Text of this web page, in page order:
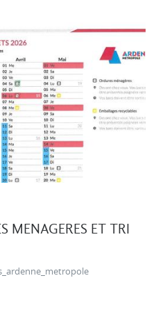
MENAGERES ET TRI